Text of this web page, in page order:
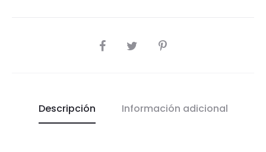
COMPARTIR
Descripción Información adicional